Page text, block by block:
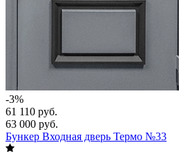
-3%
61 110 руб.
63 000 руб.
Бункер Входная дверь Термо №33